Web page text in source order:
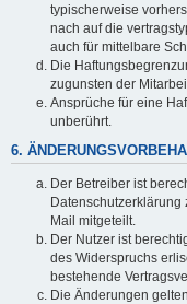
typischerweise
nach auf die
auch für mittelbare
Die
zugunsten der
Ansprüche für eine
unberührt.
6.
Der Betreiber ist
Mail mitgeteilt.
Der Nutzer ist
des Widerspruchs
bestehende
Die Änderungen